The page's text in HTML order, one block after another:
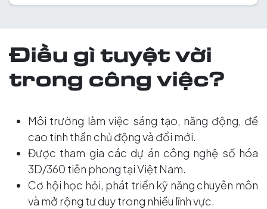
Điều gì tuyệt vời
trong công việc?
Môi trường làm việc sáng tạo, năng động, đề
cao tinh thần chủ động và đổi mới.
Được tham gia các dự án công nghệ số hóa
3D/360 tiên phong tại Việt Nam.
Cơ hội học hỏi, phát triển kỹ năng chuyên môn
và mở rộng tư duy trong nhiều lĩnh vực.